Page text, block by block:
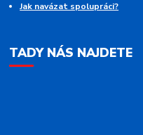
Jak navázat spolupráci?
TADY NÁS NAJDETE